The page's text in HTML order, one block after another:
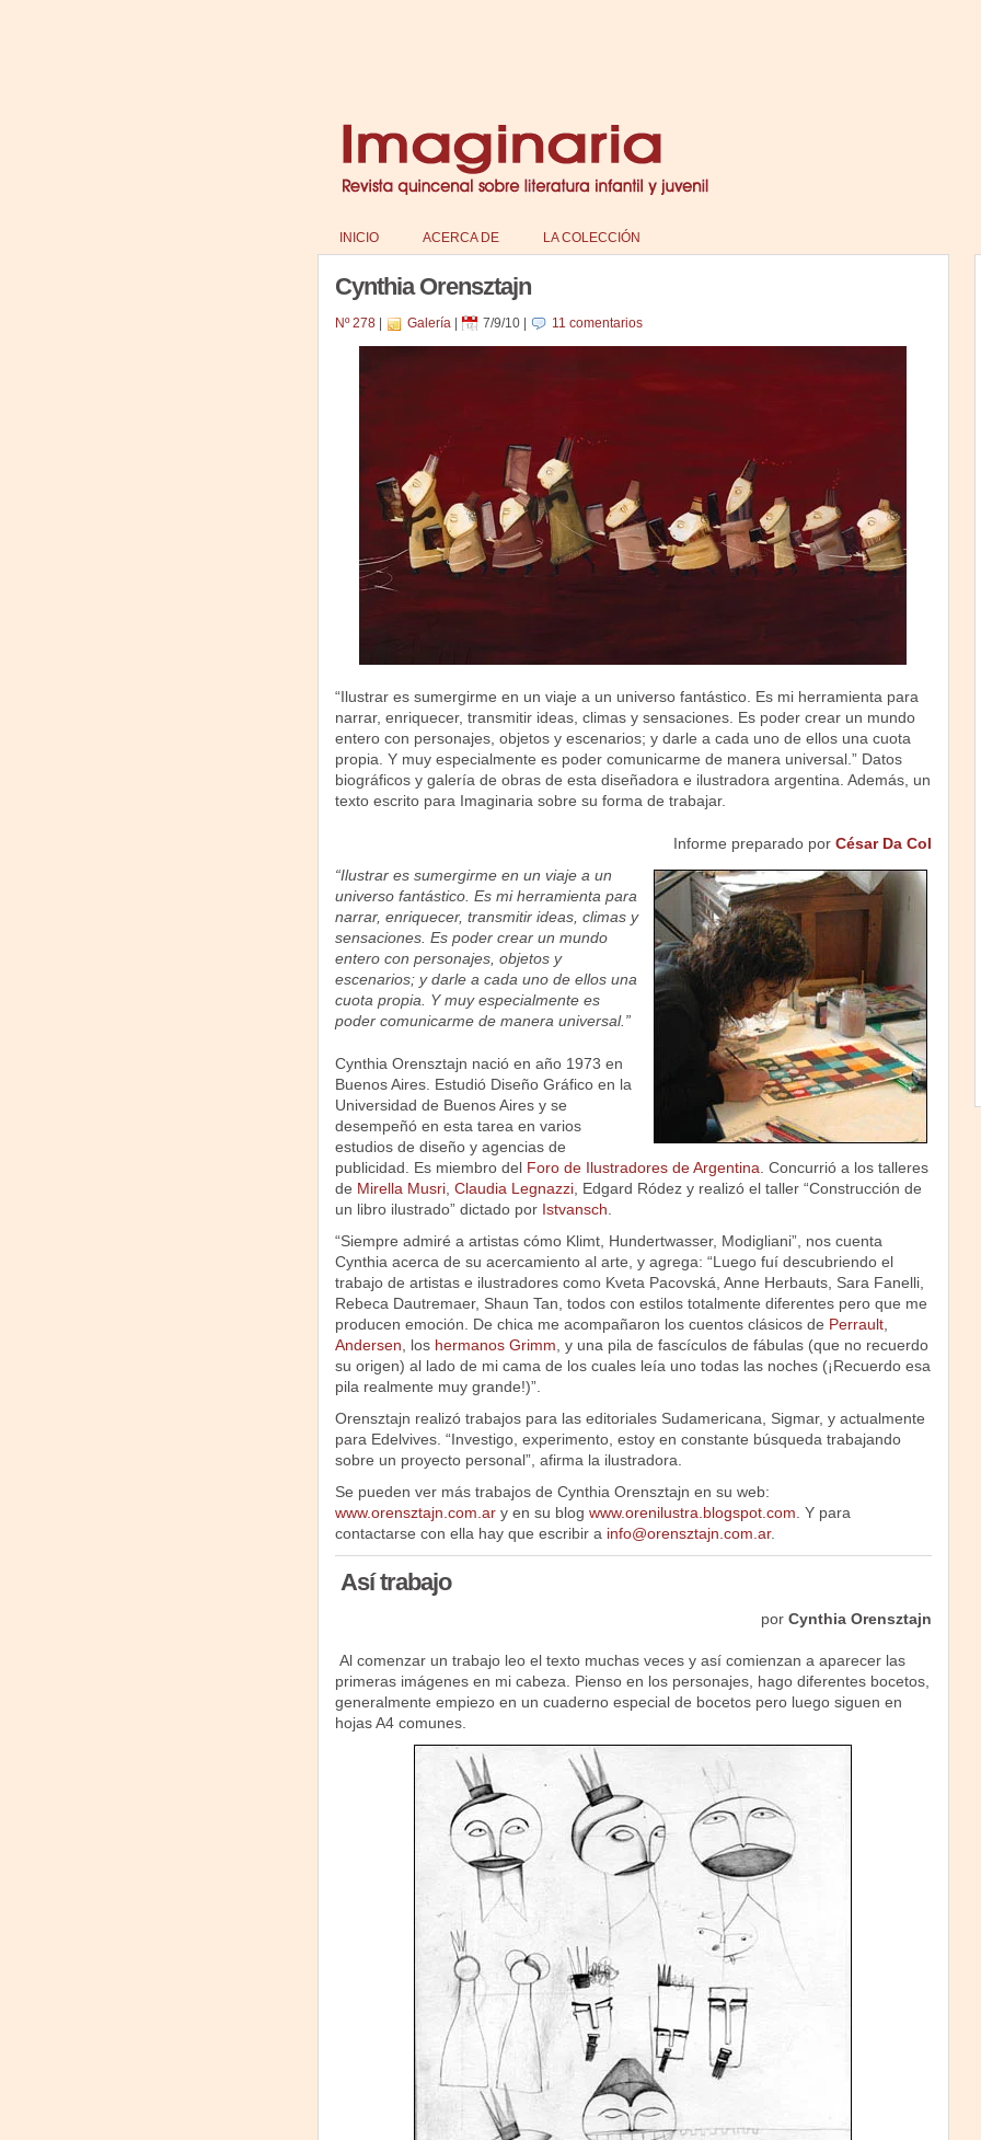
INICIO ACERCA DE LA COLECCIÓN
Cynthia Orensztajn
Nº 278| Galería| 7/9/10| 11 comentarios
“Ilustrar es sumergirme en un viaje a un universo fantástico. Es mi herramienta para
narrar, enriquecer, transmitir ideas, climas y sensaciones. Es poder crear un mundo
entero con personajes, objetos y escenarios; y darle a cada uno de ellos una cuota
propia. Y muy especialmente es poder comunicarme de manera universal.” Datos
biográficos y galería de obras de esta diseñadora e ilustradora argentina. Además, un
texto escrito para Imaginaria sobre su forma de trabajar.
Informe preparado por César Da Col
“Ilustrar es sumergirme en un viaje a un
universo fantástico. Es mi herramienta para
narrar, enriquecer, transmitir ideas, climas y
sensaciones. Es poder crear un mundo
entero con personajes, objetos y
escenarios; y darle a cada uno de ellos una
cuota propia. Y muy especialmente es
poder comunicarme de manera universal.”
Cynthia Orensztajn nació en año 1973 en
Buenos Aires. Estudió Diseño Gráfico en la
Universidad de Buenos Aires y se
desempeñó en esta tarea en varios
estudios de diseño y agencias de
publicidad. Es miembro del Foro de Ilustradores de Argentina . Concurrió a los talleres
de Mirella Musri, Claudia Legnazzi, Edgard Ródez y realizó el taller “Construcción de
un libro ilustrado” dictado por Istvansch
“Siempre admiré a artistas cómo Klimt, Hundertwasser, Modigliani”, nos cuenta
Cynthia acerca de su acercamiento al arte, y agrega: “Luego fuí descubriendo el
trabajo de artistas e ilustradores como Kveta Pacovská, Anne Herbauts, Sara Fanelli,
Rebeca Dautremaer, Shaun Tan, todos con estilos totalmente diferentes pero que me
producen emoción. De chica me acompañaron los cuentos clásicos de Perrault,
Andersen , los hermanos Grimm , y una pila de fascículos de fábulas (que no recuerdo
su origen) al lado de mi cama de los cuales leía uno todas las noches (¡Recuerdo esa
pila realmente muy grande!)”.
Orensztajn realizó trabajos para las editoriales Sudamericana, Sigmar, y actualmente
para Edelvives. “Investigo, experimento, estoy en constante búsqueda trabajando
sobre un proyecto personal”, afirma la ilustradora.
Se pueden ver más trabajos de Cynthia Orensztajn en su web:
www.orensztajn.com.ary en su blog www.orenilustra.blogspot.com . Y para
contactarse con ella hay que escribir a info@orensztajn.com.ar.
Así trabajo
por Cynthia Orensztajn
Al comenzar un trabajo leo el texto muchas veces y así comienzan a aparecer las
primeras imágenes en mi cabeza. Pienso en los personajes, hago diferentes bocetos,
generalmente empiezo en un cuaderno especial de bocetos pero luego siguen en
hojas A4 comunes.